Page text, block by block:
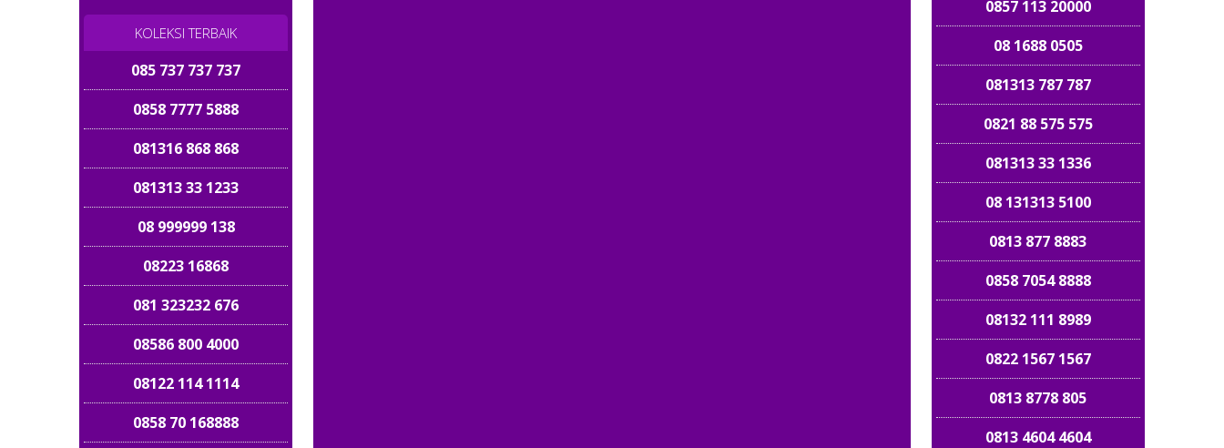
KOLEKSI TERBAIK
085 737 737 737
0858 7777 5888
081316 868 868
081313 33 1233
08 999999 138
08223 16868
081 323232 676
08586 800 4000
08122 114 1114
0858 70 168888
0857 113 20000
08 1688 0505
081313 787 787
0821 88 575 575
081313 33 1336
08 131313 5100
0813 877 8883
0858 7054 8888
08132 111 8989
0822 1567 1567
0813 8778 805
0813 4604 4604